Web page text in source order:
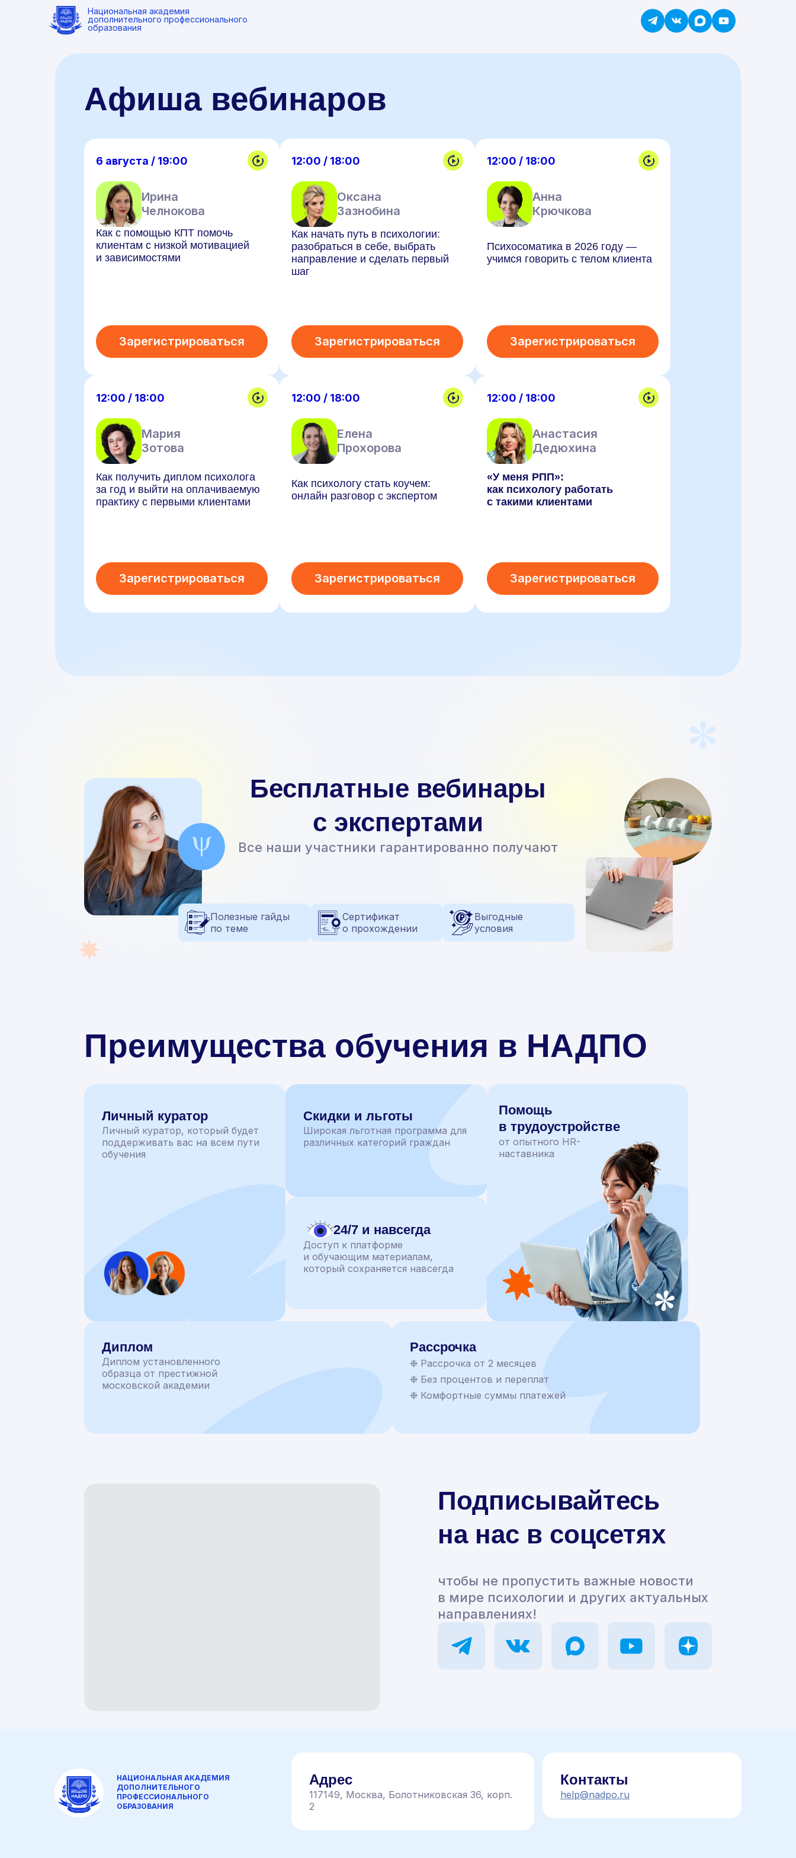
Национальная академия
дополнительного профессионального
образования
6 августа / 19:00
Ирина
Челнокова
Как с помощью КПТ помочь
клиентам с низкой мотивацией
и зависимостями
Зарегистрироваться
12:00 / 18:00
Оксана
Зазнобина
Как начать путь в психологии:
разобраться в себе, выбрать
направление и сделать первый
шаг
Зарегистрироваться
12:00 / 18:00
Анна
Крючкова
Психосоматика в 2026 году —
учимся говорить с телом клиента
Зарегистрироваться
12:00 / 18:00
Мария
Зотова
Как получить диплом психолога
за год и выйти на оплачиваемую
практику с первыми клиентами
Зарегистрироваться
12:00 / 18:00
Елена
Прохорова
Как психологу стать коучем:
онлайн разговор с экспертом
Зарегистрироваться
12:00 / 18:00
Анастасия
Дедюхина
«У меня РПП»:
как психологу работать
с такими клиентами
Зарегистрироваться
Афиша вебинаров
Бесплатные вебинары
с экспертами
Все наши участники гарантированно получают
Полезные гайды
по теме
Сертификат
о прохождении
Выгодные
условия
Личный куратор
Личный куратор, который будет
поддерживать вас на всем пути
обучения
Скидки и льготы
Широкая льготная программа для
различных категорий граждан
24/7 и навсегда
Доступ к платформе
и обучающим материалам,
который сохраняется навсегда
Помощь
в трудоустройстве
от опытного HR-
наставника
Диплом
Диплом установленного
образца от престижной
московской академии
Рассрочка
❉ Рассрочка от 2 месяцев
❉ Без процентов и переплат
❉ Комфортные суммы платежей
Преимущества обучения в НАДПО
Подписывайтесь
на нас в соцсетях
чтобы не пропустить важные новости
в мире психологии и других актуальных
направлениях!
НАЦИОНАЛЬНАЯ АКАДЕМИЯ
ДОПОЛНИТЕЛЬНОГО
ПРОФЕССИОНАЛЬНОГО
ОБРАЗОВАНИЯ
Контакты
help@nadpo.ru
Адрес
117149, Москва, Болотниковская 36, корп.
2